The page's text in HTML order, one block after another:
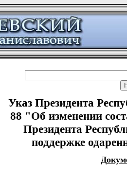
Указ Президента
88 "Об изменении
Президента
поддержке